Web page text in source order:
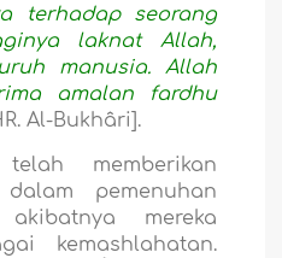
terhadap seorang
laknat Allah,
manusia. Allah
amalan fardhu
Al-Bukhâri].
memberikan
pemenuhan
mereka
kemashlahatan.